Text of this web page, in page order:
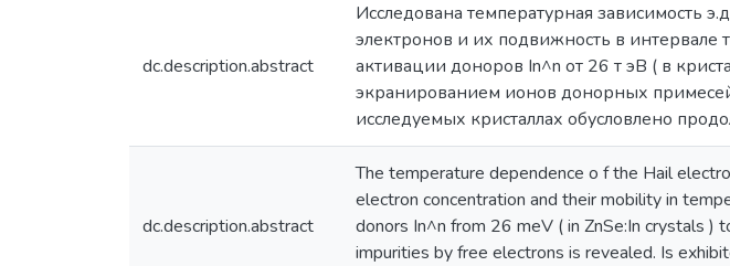
dc.description.abstract
Исследована температурная зависимость
электронов и их подвижность в
активации доноров In^n от 26 т эВ ( в
экранированием ионов донорных
исследуемых кристаллах обусловлено
dc.description.abstract
The temperature dependence o f the Hail
electron concentration and their mobility in
donors In^n from 26 meV ( in ZnSe:In crystals )
impurities by free electrons is revealed. Is